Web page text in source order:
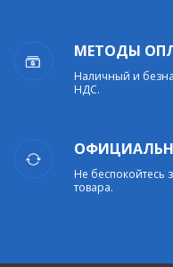
МЕТОДЫ
Наличный и
НДС.
Не беспокойтесь
товара.